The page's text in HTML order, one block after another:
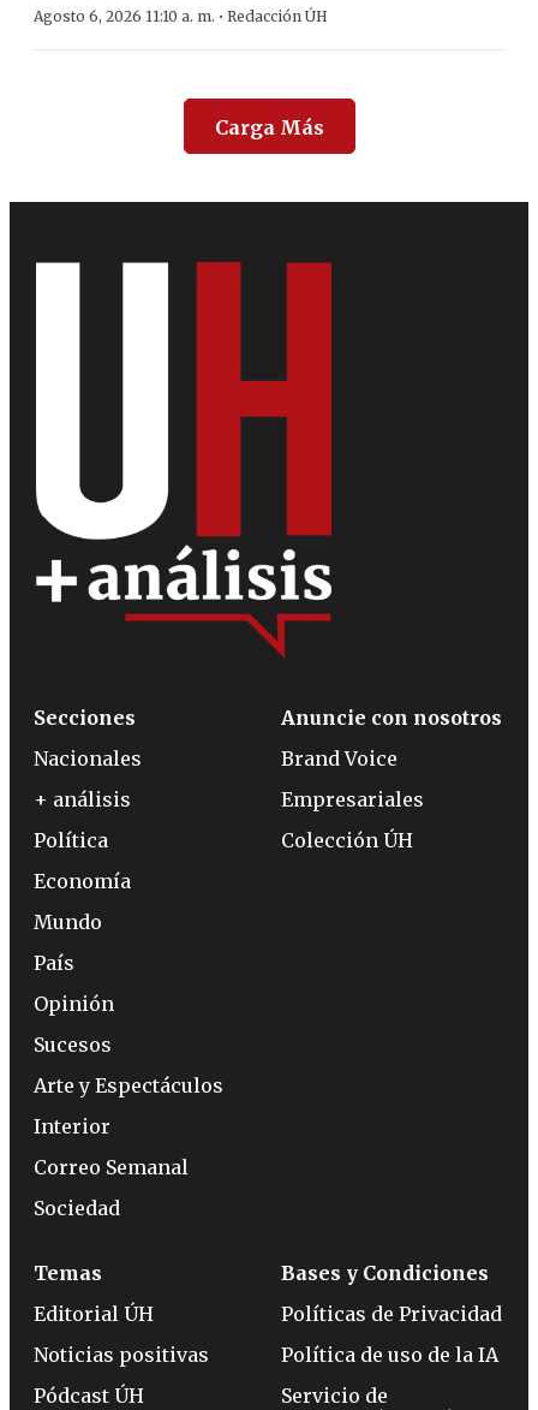
Agosto 6, 2026 11:10 a. m. · Redacción ÚH
Carga Más
Secciones
Nacionales
+ análisis
Política
Economía
Mundo
País
Opinión
Sucesos
Arte y Espectáculos
Interior
Correo Semanal
Sociedad
Anuncie con nosotros
Brand Voice
Empresariales
Colección ÚH
Temas
Editorial ÚH
Noticias positivas
Pódcast ÚH
Bases y Condiciones
Políticas de Privacidad
Política de uso de la IA
Servicio de